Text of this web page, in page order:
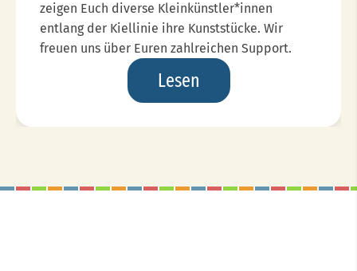
zeigen Euch diverse Kleinkünstler*innen
entlang der Kiellinie ihre Kunststücke. Wir
freuen uns über Euren zahlreichen Support.
Lesen
Das
Erfolgskonzept